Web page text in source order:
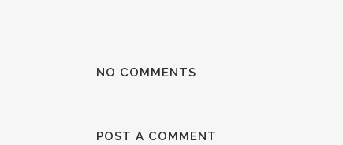
NO COMMENTS
POST A COMMENT